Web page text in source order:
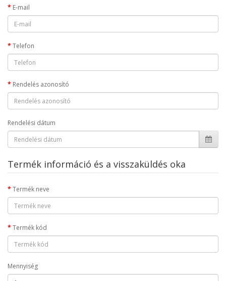
E-mail
Telefon
Rendelés azonosító
Rendelési dátum
Termék információ és a visszaküldés oka
Termék neve
Termék kód
Mennyiség